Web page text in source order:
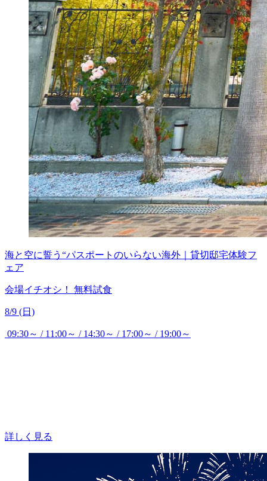
海と空に誓う“パスポートのいらない海外｜貸切邸宅体験フ
ェア
会場イチオシ！ 無料試食
8/9 (日)
09:30～ / 11:00～ / 14:30～ / 17:00～ / 19:00～
詳しく見る